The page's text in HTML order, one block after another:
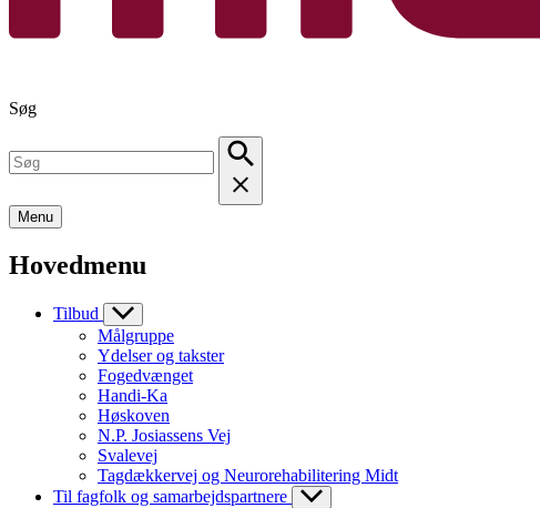
Søg
Menu
Hovedmenu
Tilbud
Målgruppe
Ydelser og takster
Fogedvænget
Handi-Ka
Høskoven
N.P. Josiassens Vej
Svalevej
Tagdækkervej og Neurorehabilitering Midt
Til fagfolk og samarbejdspartnere